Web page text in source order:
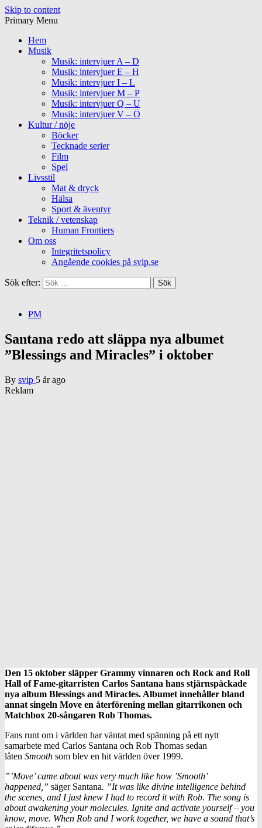
Skip to content
Primary Menu
Hem
Musik
Musik: intervjuer A – D
Musik: intervjuer E – H
Musik: intervjuer I – L
Musik: intervjuer M – P
Musik: intervjuer Q – U
Musik: intervjuer V – Ö
Kultur / nöje
Böcker
Tecknade serier
Film
Spel
Livsstil
Mat & dryck
Hälsa
Sport & äventyr
Teknik / vetenskap
Human Frontiers
Om oss
Integritetspolicy
Angående cookies på svip.se
Sök efter:
PM
Santana redo att släppa nya albumet
”Blessings and Miracles” i oktober
By svip 5 år ago
Reklam
Den 15 oktober släpper Grammy vinnaren och Rock and Roll
Hall of Fame-gitarristen Carlos Santana hans stjärnspäckade
nya album Blessings and Miracles. Albumet innehåller bland
annat singeln Move en återförening mellan gitarrikonen och
Matchbox 20-sångaren Rob Thomas.
Fans runt om i världen har väntat med spänning på ett nytt
samarbete med Carlos Santana och Rob Thomas sedan
låten Smooth som blev en hit världen över 1999.
”’Move’ came about was very much like how ’Smooth’
happened,” säger Santana. ”It was like divine intelligence behind
the scenes, and I just knew I had to record it with Rob. The song is
about awakening your molecules. Ignite and activate yourself – you
know, move. When Rob and I work together, we have a sound that’s